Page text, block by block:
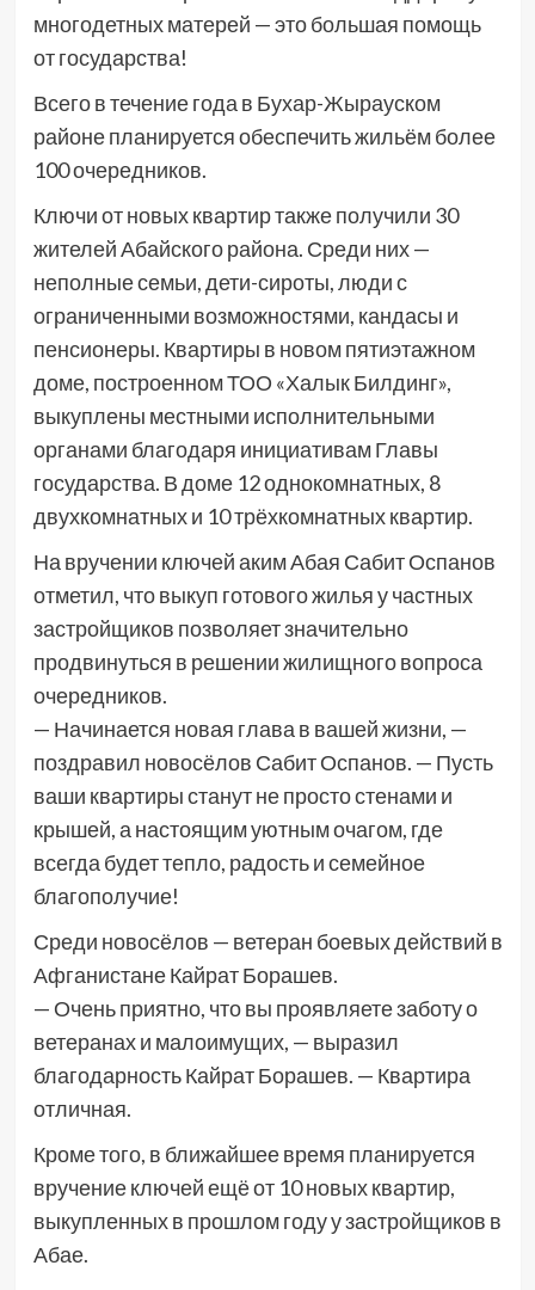
многодетных матерей — это большая помощь
от государства!
Всего в течение года в Бухар-Жырауском
районе планируется обеспечить жильём более
100 очередников.
Ключи от новых квартир также получили 30
жителей Абайского района. Среди них —
неполные семьи, дети-сироты, люди с
ограниченными возможностями, кандасы и
пенсионеры. Квартиры в новом пятиэтажном
доме, построенном ТОО «Халык Билдинг»,
выкуплены местными исполнительными
органами благодаря инициативам Главы
государства. В доме 12 однокомнатных, 8
двухкомнатных и 10 трёхкомнатных квартир.
На вручении ключей аким Абая Сабит Оспанов
отметил, что выкуп готового жилья у частных
застройщиков позволяет значительно
продвинуться в решении жилищного вопроса
очередников.
— Начинается новая глава в вашей жизни, —
поздравил новосёлов Сабит Оспанов. — Пусть
ваши квартиры станут не просто стенами и
крышей, а настоящим уютным очагом, где
всегда будет тепло, радость и семейное
благополучие!
Среди новосёлов — ветеран боевых действий в
Афганистане Кайрат Борашев.
— Очень приятно, что вы проявляете заботу о
ветеранах и малоимущих, — выразил
благодарность Кайрат Борашев. — Квартира
отличная.
Кроме того, в ближайшее время планируется
вручение ключей ещё от 10 новых квартир,
выкупленных в прошлом году у застройщиков в
Абае.